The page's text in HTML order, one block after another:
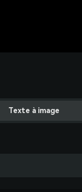
Texte à image